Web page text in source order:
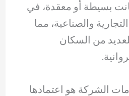
بسيطة أو معقدة، في
والصناعية، مما
من السكان
الشركة هو اعتمادها